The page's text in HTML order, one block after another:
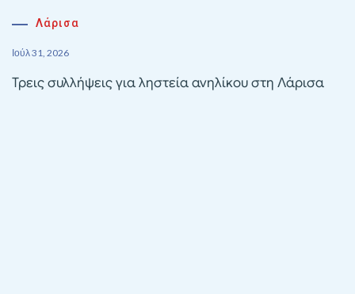
Λάρισα
Ιούλ 31, 2026
Τρεις συλλήψεις για ληστεία ανηλίκου στη Λάρισα